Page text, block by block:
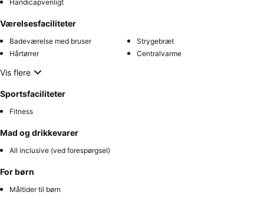
Handicapvenligt
Værelsesfaciliteter
Badeværelse med bruser
Strygebræt
Hårtørrer
Centralvarme
Vis flere
Sportsfaciliteter
Fitness
Mad og drikkevarer
All inclusive (ved forespørgsel)
For børn
Måltider til børn